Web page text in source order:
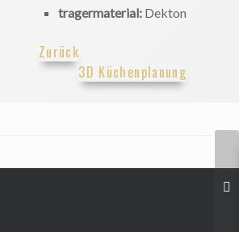
tragermaterial: Dekton
Zurück
3D Küchenplanung